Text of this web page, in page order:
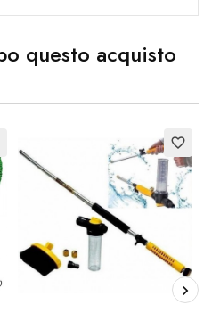
questo acquisto
favorite_border